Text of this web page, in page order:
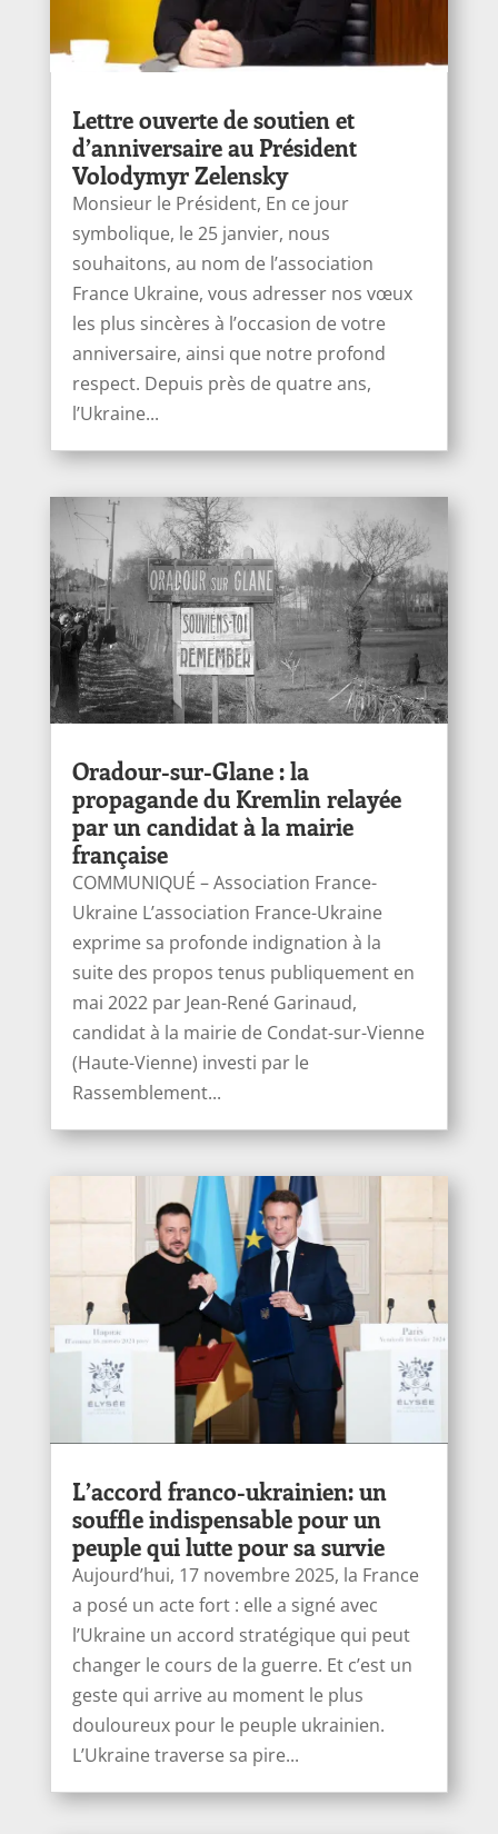
Lettre ouverte de soutien et
d’anniversaire au Président
Volodymyr Zelensky
Monsieur le Président, En ce jour
symbolique, le 25 janvier, nous
souhaitons, au nom de l’association
France Ukraine, vous adresser nos vœux
les plus sincères à l’occasion de votre
anniversaire, ainsi que notre profond
respect. Depuis près de quatre ans,
l’Ukraine...
Oradour-sur-Glane : la
propagande du Kremlin relayée
par un candidat à la mairie
française
COMMUNIQUÉ – Association France-
Ukraine L’association France-Ukraine
exprime sa profonde indignation à la
suite des propos tenus publiquement en
mai 2022 par Jean-René Garinaud,
candidat à la mairie de Condat-sur-Vienne
(Haute-Vienne) investi par le
Rassemblement...
L’accord franco-ukrainien: un
souffle indispensable pour un
peuple qui lutte pour sa survie
Aujourd’hui, 17 novembre 2025, la France
a posé un acte fort : elle a signé avec
l’Ukraine un accord stratégique qui peut
changer le cours de la guerre. Et c’est un
geste qui arrive au moment le plus
douloureux pour le peuple ukrainien.
L’Ukraine traverse sa pire...